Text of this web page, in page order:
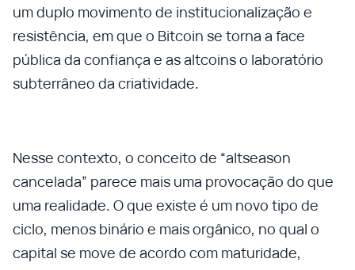
um duplo movimento de institucionalização e
resistência, em que o Bitcoin se torna a face
pública da confiança e as altcoins o laboratório
subterrâneo da criatividade.
Nesse contexto, o conceito de “altseason
cancelada” parece mais uma provocação do que
uma realidade. O que existe é um novo tipo de
ciclo, menos binário e mais orgânico, no qual o
capital se move de acordo com maturidade,